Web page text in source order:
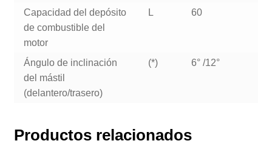
Capacidad del depósito
de combustible del
motor
L 60
Ángulo de inclinación
del mástil
(delantero/trasero)
(*) 6° /12°
Productos relacionados